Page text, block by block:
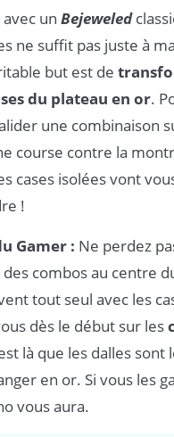
un Bejeweled
ne suffit pas juste à
but est de
du plateau en or.
une combinaison
course contre la
cases isolées vont
!
Gamer : Ne perdez
combos au centre
tout seul avec les
dès le début sur les
là que les dalles sont
en or. Si vous les
vous aura.